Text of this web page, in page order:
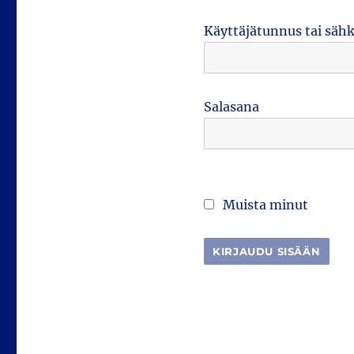
Käyttäjätunnus tai
Salasana
Muista minut